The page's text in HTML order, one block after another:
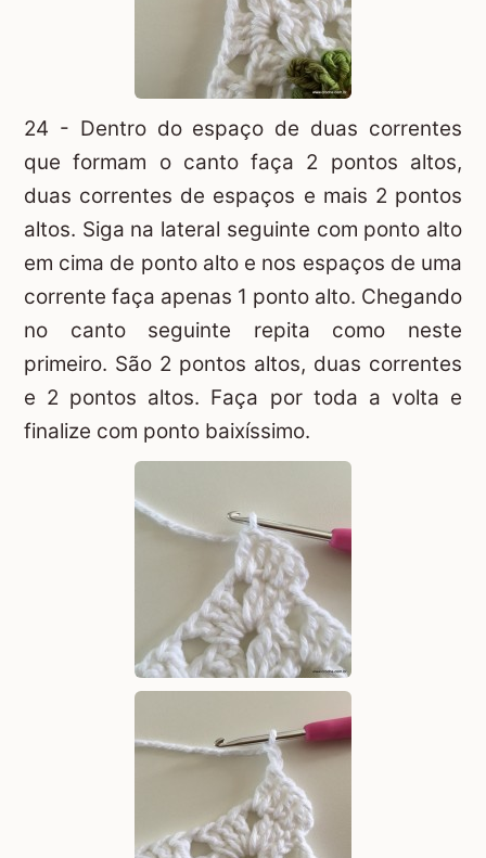
24 - Dentro do espaço de duas correntes
que formam o canto faça 2 pontos altos,
duas correntes de espaços e mais 2 pontos
altos. Siga na lateral seguinte com ponto alto
em cima de ponto alto e nos espaços de uma
corrente faça apenas 1 ponto alto. Chegando
no canto seguinte repita como neste
primeiro. São 2 pontos altos, duas correntes
e 2 pontos altos. Faça por toda a volta e
finalize com ponto baixíssimo.